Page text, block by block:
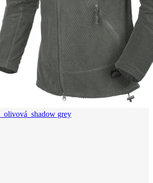
olivová shadow grey